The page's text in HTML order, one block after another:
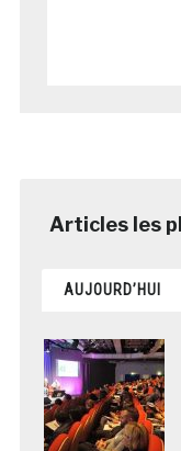
AUJOURD’HUI